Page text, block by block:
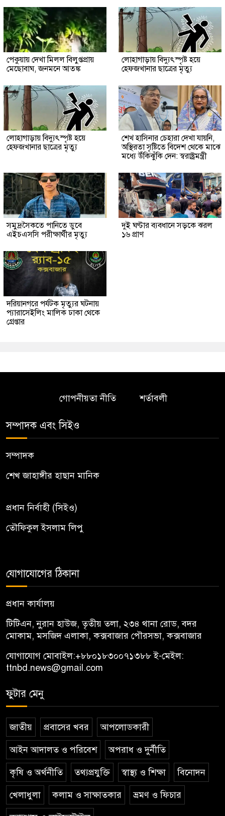
পেকুয়ায় দেখা মিলল বিলুপ্তপ্রায়
মেছোবাঘ, জনমনে আতঙ্ক
লোহাগাড়ায় বিদ্যুৎস্পৃষ্ট হয়ে
হেফজখানার ছাত্রের মৃত্যু
লোহাগাড়ায় বিদ্যুৎস্পৃষ্ট হয়ে
হেফজখানার ছাত্রের মৃত্যু
শেখ হাসিনার চেহারা দেখা যায়নি,
অস্থিরতা সৃষ্টিতে বিদেশ থেকে মাঝে
মধ্যে উঁকিঝুঁকি দেন: স্বরাষ্ট্রমন্ত্রী
সমুদ্রসৈকতে পানিতে ডুবে
এইচএসসি পরীক্ষার্থীর মৃত্যু
দুই ঘণ্টার ব্যবধানে সড়কে ঝরল
১৬ প্রাণ
দরিয়ানগরে পর্যটক মৃত্যুর ঘটনায়
প্যারাসেইলিং মালিক ঢাকা থেকে
গ্রেপ্তার
গোপনীয়তা নীতি শর্তাবলী
সম্পাদক এবং সিইও
সম্পাদক
শেখ জাহাঙ্গীর হাছান মানিক
প্রধান নির্বাহী (সিইও)
তৌফিকুল ইসলাম লিপু
যোগাযোগের ঠিকানা
প্রধান কার্যালয়
টিটিএন, নু্রান হাউজ, তৃতীয় তলা, ২৩৪ থানা রোড, বদর
মোকাম, মসজিদ এলাকা, কক্সবাজার পৌরসভা, কক্সবাজার
যোগাযোগ মোবাইল:+৮৮০১৮৩০০৭১৩৮৮ই-মেইল:
ttnbd.news@gmail.com
ফুটার মেনু
জাতীয় প্রবাসের খবর আপলোডকারী
আইন আদালত ও পরিবেশ অপরাধ ও দুর্নীতি
কৃষি ও অর্থনীতি তথ্যপ্রযুক্তি স্বাস্থ্য ও শিক্ষা বিনোদন
খেলাধুলা কলাম ও সাক্ষাতকার ভ্রমণ ও ফিচার